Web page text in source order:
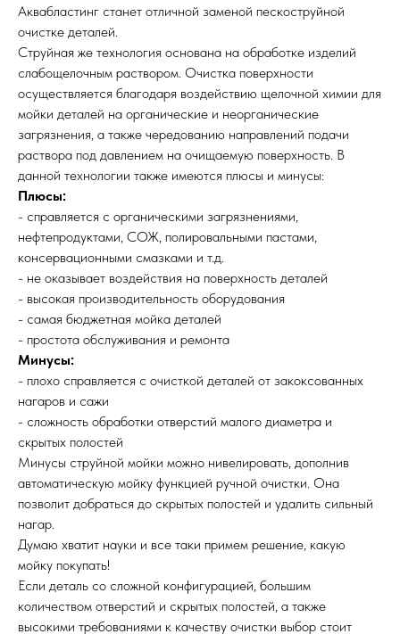
Аквабластинг станет отличной заменой пескоструйной
очистке деталей.
Струйная же технология основана на обработке изделий
слабощелочным раствором. Очистка поверхности
осуществляется благодаря воздействию щелочной химии для
мойки деталей на органические и неорганические
загрязнения, а также чередованию направлений подачи
раствора под давлением на очищаемую поверхность. В
данной технологии также имеются плюсы и минусы:
Плюсы:
- справляется с органическими загрязнениями,
нефтепродуктами, СОЖ, полировальными пастами,
консервационными смазками и т.д.
- не оказывает воздействия на поверхность деталей
- высокая производительность оборудования
- самая бюджетная мойка деталей
- простота обслуживания и ремонта
Минусы:
- плохо справляется с очисткой деталей от закоксованных
нагаров и сажи
- сложность обработки отверстий малого диаметра и
скрытых полостей
Минусы струйной мойки можно нивелировать, дополнив
автоматическую мойку функцией ручной очистки. Она
позволит добраться до скрытых полостей и удалить сильный
нагар.
Думаю хватит науки и все таки примем решение, какую
мойку покупать!
Если деталь со сложной конфигурацией, большим
количеством отверстий и скрытых полостей, а также
высокими требованиями к качеству очистки выбор стоит